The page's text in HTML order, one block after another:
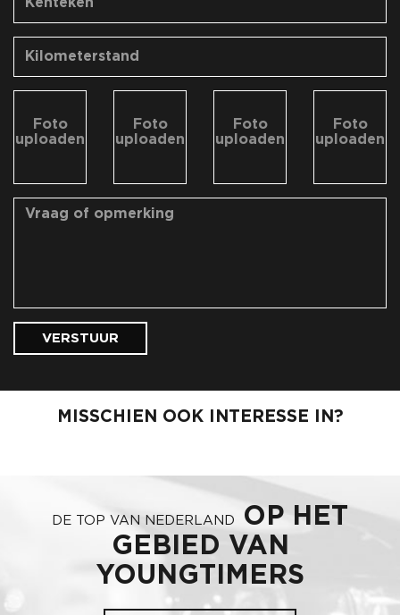
Foto
uploaden
Foto
uploaden
Foto
uploaden
Foto
uploaden
VERSTUUR
MISSCHIEN OOK INTERESSE IN?
DE TOP VAN NEDERLAND
OP HET
GEBIED VAN
YOUNGTIMERS